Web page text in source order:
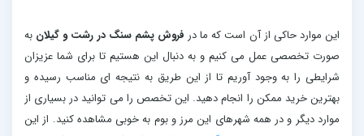
این موارد حاکی از آن است که ما در فروش پشم سنگ در رشت و گیلان به
صورت تخصصی عمل می کنیم و به دنبال این هستیم تا برای شما عزیزان
شرایطی را به وجود آوریم تا از این طریق به نتیجه ای مناسب رسیده و
بهترین خرید ممکن را انجام دهید. این تخصص را می توانید در بسیاری از
موارد دیگر و در همه شهرهای این مرز و بوم به خوبی مشاهده کنید. از این